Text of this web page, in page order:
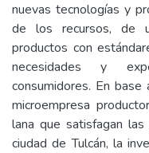
nuevas tecnologías y
de los recursos, de
productos con
necesidades y
consumidores. En
microempresa
lana que satisfagan
ciudad de Tulcán, la